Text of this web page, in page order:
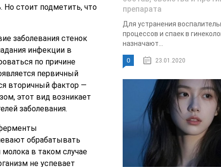
Но стоит подметить, что
заболевания стенок
инфекции в
по причине
первичный
вторичный фактор —
этот вид возникает
заболевания.
обрабатывать
в таком случае
не успевает
препарата
Для устранения
процессов и спаек в
назначают...
0 23.01.2020